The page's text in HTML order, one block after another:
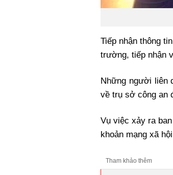
Tiếp nhận thông
trường, tiếp nhận
Những người liên
về trụ sở công an
Vụ việc xảy ra
khoản mạng xã
Tham khảo thêm